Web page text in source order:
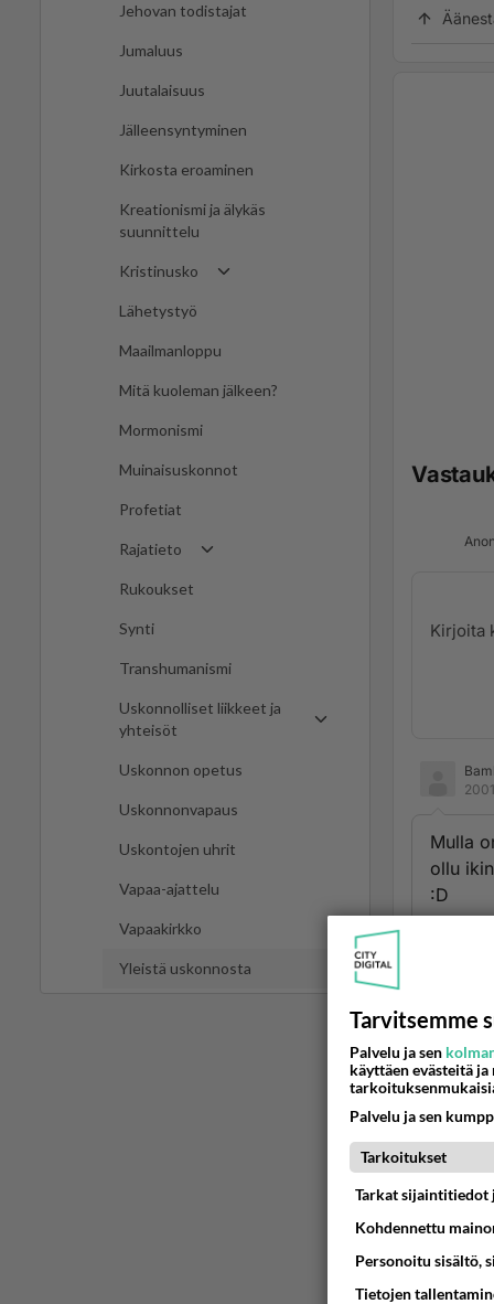
Jehovan todistajat
Jumaluus
Juutalaisuus
Jälleensyntyminen
Kirkosta eroaminen
Kreationismi ja älykäs
suunnittelu
Kristinusko
Lähetystyö
Maailmanloppu
Mitä kuoleman jälkeen?
Mormonismi
Muinaisuskonnot
Profetiat
Rajatieto
Rukoukset
Synti
Transhumanismi
Uskonnolliset liikkeet ja
yhteisöt
Uskonnon opetus
Uskonnonvapaus
Uskontojen uhrit
Vapaa-ajattelu
Vapaakirkko
Yleistä uskonnosta
Mulla
ollu
:D
PÄIVÄ
Jos
Tarvitsemme
Palvelu ja sen
käyttäen evästeitä
Palvelu ja sen
Tarkoitukset
Tarkat sijaintitiedot
Kohdennettu
Personoitu sisältö,
Tietojen